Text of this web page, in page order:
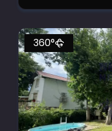
360°